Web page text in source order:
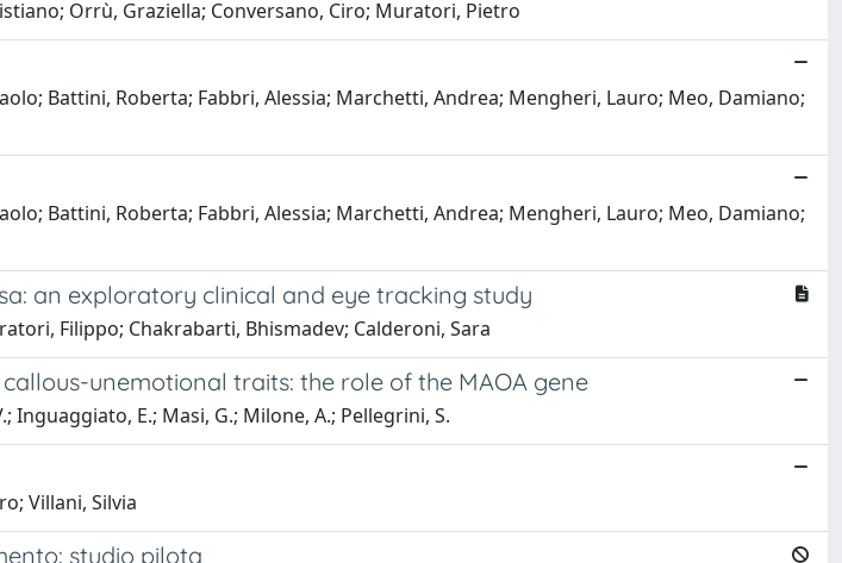
Orrù, Graziella; Conversano, Ciro; Muratori, Pietro
Battini, Roberta; Fabbri, Alessia; Marchetti, Andrea; Mengheri, Lauro; Meo, Damiano;
Battini, Roberta; Fabbri, Alessia; Marchetti, Andrea; Mengheri, Lauro; Meo, Damiano;
an exploratory clinical and eye tracking study
Filippo; Chakrabarti, Bhismadev; Calderoni, Sara
unemotional traits: the role of the MAOA gene
Inguaggiato, E.; Masi, G.; Milone, A.; Pellegrini, S.
Villani, Silvia
studio pilota